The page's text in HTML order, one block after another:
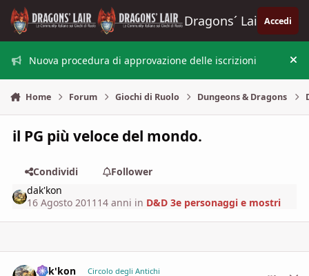
Vai al contenuto
Dragons´ Lair Accedi
Nuova procedura di approvazione delle iscrizioni
Home Forum Giochi di Ruolo Dungeons & Dragons
il PG più veloce del mondo.
Condividi
Follower
dak'kon
16 Agosto 2011 14 anni in D&D 3e personaggi e mostri
dak'kon Circolo degli Antichi